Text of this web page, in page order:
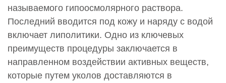
называемого гипоосмолярного раствора.
Последний вводится под кожу и наряду с водой
включает липолитики. Одно из ключевых
преимуществ процедуры заключается в
направленном воздействии активных веществ,
которые путем уколов доставляются в